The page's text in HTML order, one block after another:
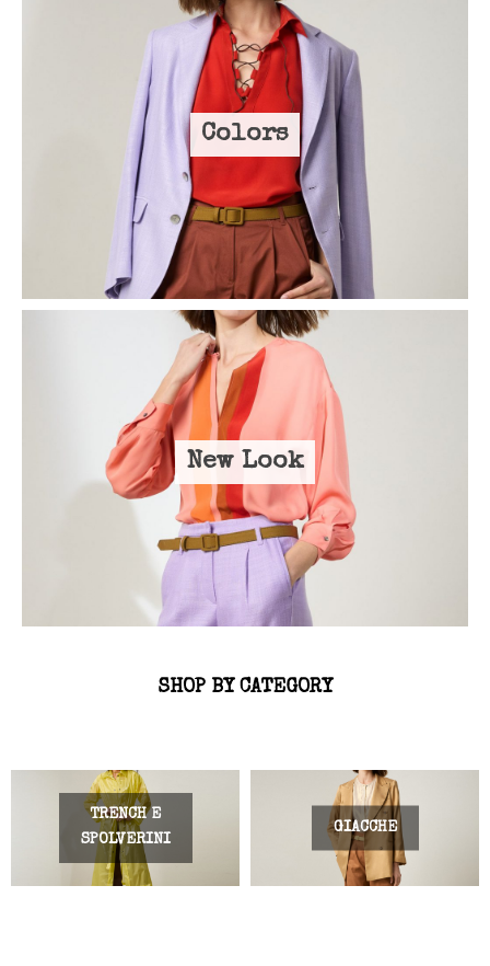
Colors
New Look
SHOP BY CATEGORY
TRENCH E
SPOLVERINI
GIACCHE